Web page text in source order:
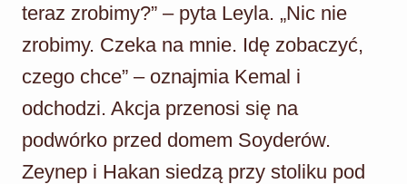
teraz zrobimy?” – pyta Leyla. „Nic nie
zrobimy. Czeka na mnie. Idę zobaczyć,
czego chce” – oznajmia Kemal i
odchodzi. Akcja przenosi się na
podwórko przed domem Soyderów.
Zeynep i Hakan siedzą przy stoliku pod